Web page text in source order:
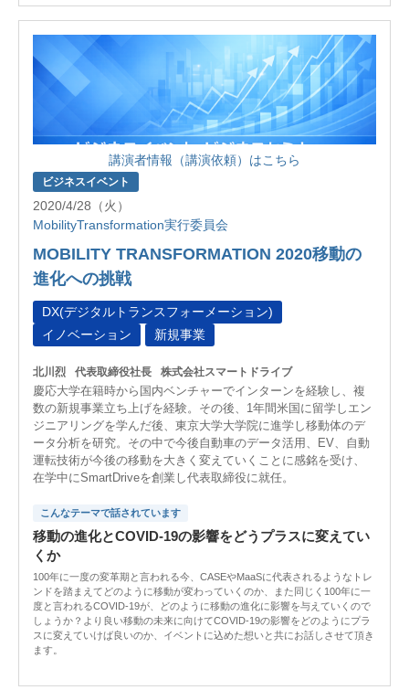
講演者情報（講演依頼）はこちら
ビジネスイベント
2020/4/28（火）
MobilityTransformation実行委員会
MOBILITY TRANSFORMATION 2020移動の
進化への挑戦
DX(デジタルトランスフォーメーション)
イノベーション
新規事業
北川烈 代表取締役社長 株式会社スマートドライブ
慶応大学在籍時から国内ベンチャーでインターンを経験し、複
数の新規事業立ち上げを経験。その後、1年間米国に留学しエン
ジニアリングを学んだ後、東京大学大学院に進学し移動体のデ
ータ分析を研究。その中で今後自動車のデータ活用、EV、自動
運転技術が今後の移動を大きく変えていくことに感銘を受け、
在学中にSmartDriveを創業し代表取締役に就任。
こんなテーマで話されています
移動の進化とCOVID-19の影響をどうプラスに変えてい
くか
100年に一度の変革期と言われる今、CASEやMaaSに代表されるようなトレ
ンドを踏まえてどのように移動が変わっていくのか、また同じく100年に一
度と言われるCOVID-19が、どのように移動の進化に影響を与えていくので
しょうか？より良い移動の未来に向けてCOVID-19の影響をどのようにプラ
スに変えていけば良いのか、イベントに込めた想いと共にお話しさせて頂き
ます。